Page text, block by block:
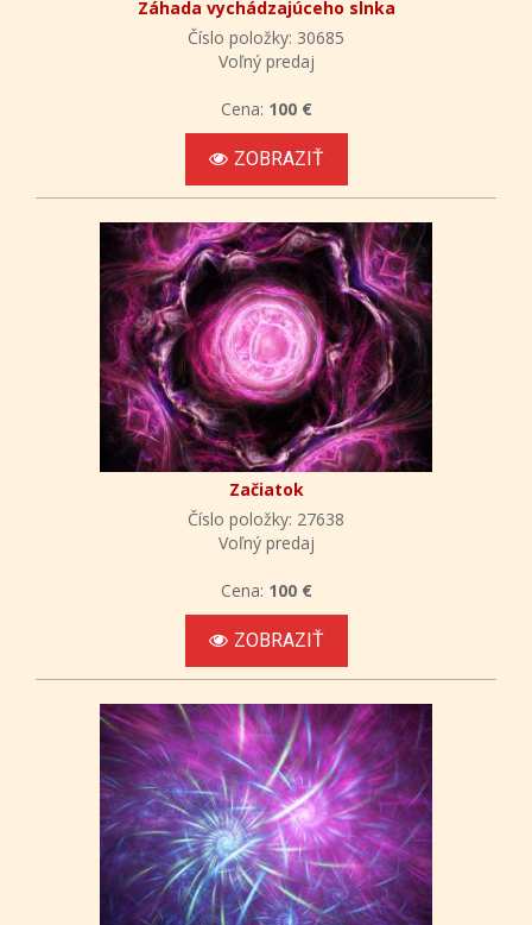
Záhada vychádzajúceho slnka
Číslo položky: 30685
Voľný predaj
Cena: 100 €
ZOBRAZIŤ
Začiatok
Číslo položky: 27638
Voľný predaj
Cena: 100 €
ZOBRAZIŤ